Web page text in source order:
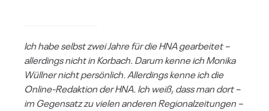
Ich habe selbst zwei Jahre für die HNA gearbeitet –
allerdings nicht in Korbach. Darum kenne ich Monika
Wüllner nicht persönlich. Allerdings kenne ich die
Online-Redaktion der HNA. Ich weiß, dass man dort –
im Gegensatz zu vielen anderen Regionalzeitungen –